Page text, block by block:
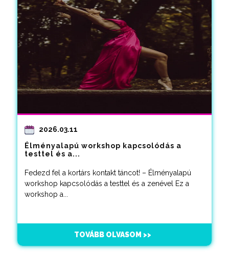
2026.03.11
Élményalapú workshop kapcsolódás a
testtel és a...
Fedezd fel a kortárs kontakt táncot! – Élményalapú
workshop kapcsolódás a testtel és a zenével Ez a
workshop a...
TOVÁBB OLVASOM >>